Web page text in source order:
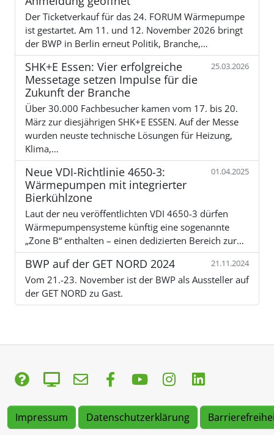
Der Ticketverkauf für das 24. FORUM Wärmepumpe
ist gestartet. Am 11. und 12. November 2026 bringt
der BWP in Berlin erneut Politik, Branche,…
SHK+E Essen: Vier erfolgreiche
Messetage setzen Impulse für die
Zukunft der Branche
25.03.2026
Über 30.000 Fachbesucher kamen vom 17. bis 20.
März zur diesjährigen SHK+E ESSEN. Auf der Messe
wurden neuste technische Lösungen für Heizung,
Klima,…
Neue VDI-Richtlinie 4650-3:
Wärmepumpen mit integrierter
Bierkühlzone
01.04.2025
Laut der neu veröffentlichten VDI 4650-3 dürfen
Wärmepumpensysteme künftig eine sogenannte
„Zone B“ enthalten – einen dedizierten Bereich zur…
BWP auf der GET NORD 2024 21.11.2024
Vom 21.-23. November ist der BWP als Aussteller auf
der GET NORD zu Gast.
Impressum Datenschutzerklärung